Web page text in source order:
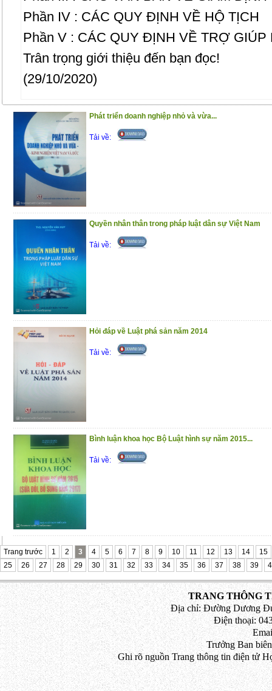
Phần IV : CÁC QUY ĐỊNH VỀ HỘ TỊCH
Phần V : CÁC QUY ĐỊNH VỀ TRỢ GIÚP
Trân trọng giới thiệu đến bạn đọc!
(29/10/2020)
Phát triển doanh nghiệp nhỏ và vừa...
Tải về:
Quyền nhân thân trong pháp luật dân sự Việt Nam
Tải về:
Hỏi đáp về Luật phá sản năm 2014
Tải về:
Bình luận khoa học Bộ Luật hình sự năm 2015...
Tải về:
Trang trước 1 2 3 4 5 6 7 8 9 10 11 12 13 14
15
25
26 27 28 29 30 31 32 33 34 35 36 37 38 39
TRANG THÔNG
Địa chỉ: Đường Dương
Điện thoại:
Trưởng Ban
Ghi rõ nguồn Trang thông tin điện tử